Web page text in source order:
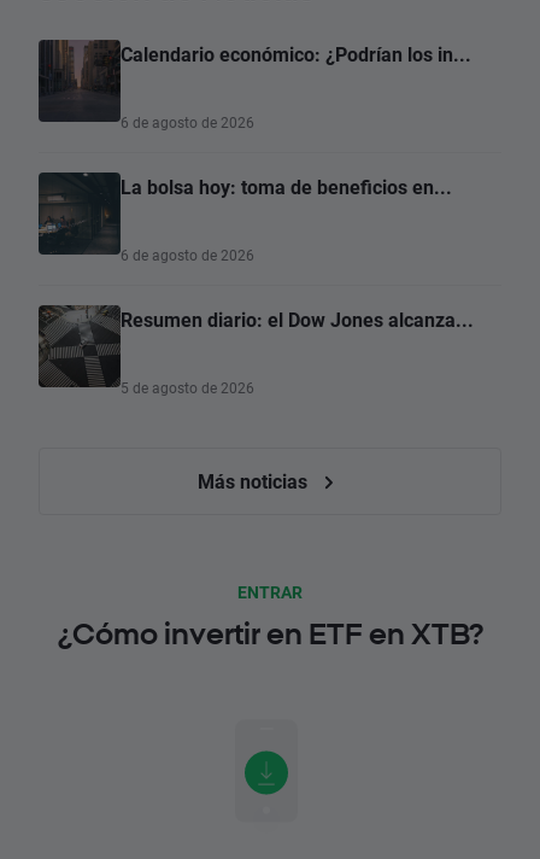
Calendario económico: ¿Podrían los in...
6 de agosto de 2026
La bolsa hoy: toma de beneficios en...
6 de agosto de 2026
Resumen diario: el Dow Jones alcanza...
5 de agosto de 2026
Más noticias
ENTRAR
¿Cómo invertir en ETF en XTB?